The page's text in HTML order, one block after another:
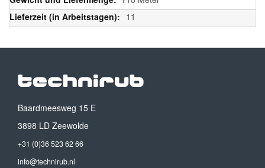
11
Baardmeesweg 15 E
3898 LD Zeewolde
+31 (0)36 523 62 66
info@technirub.nl